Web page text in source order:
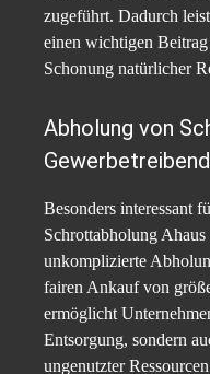
zugeführt. Dadurch
einen wichtigen
Schonung natürlicher
Abholung von
Besonders interessant
Schrottabholung
unkomplizierte
fairen Ankauf von
ermöglicht
Entsorgung, sondern
ungenutzter